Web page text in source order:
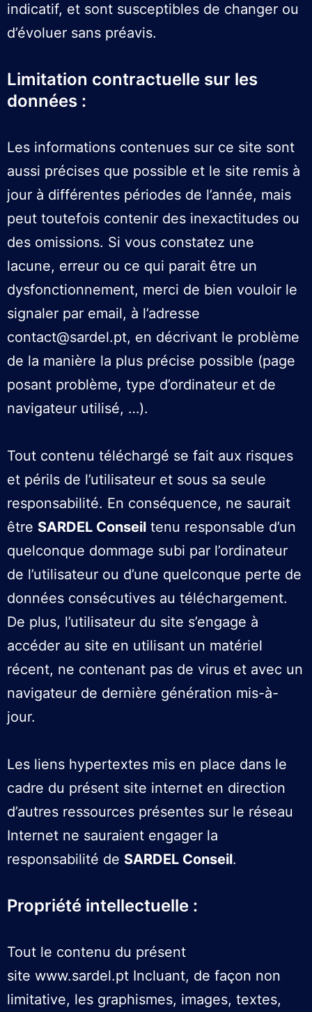
indicatif, et sont susceptibles de changer ou
d’évoluer sans préavis.
Limitation contractuelle sur les
données :
Les informations contenues sur ce site sont
aussi précises que possible et le site remis à
jour à différentes périodes de l’année, mais
peut toutefois contenir des inexactitudes ou
des omissions. Si vous constatez une
lacune, erreur ou ce qui parait être un
dysfonctionnement, merci de bien vouloir le
signaler par email, à l’adresse
contact@sardel.pt, en décrivant le problème
de la manière la plus précise possible (page
posant problème, type d’ordinateur et de
navigateur utilisé, …).
Tout contenu téléchargé se fait aux risques
et périls de l’utilisateur et sous sa seule
responsabilité. En conséquence, ne saurait
être SARDEL Conseil tenu responsable d’un
quelconque dommage subi par l’ordinateur
de l’utilisateur ou d’une quelconque perte de
données consécutives au téléchargement.
De plus, l’utilisateur du site s’engage à
accéder au site en utilisant un matériel
récent, ne contenant pas de virus et avec un
navigateur de dernière génération mis-à-
jour.
Les liens hypertextes mis en place dans le
cadre du présent site internet en direction
d’autres ressources présentes sur le réseau
Internet ne sauraient engager la
responsabilité de SARDEL Conseil.
Propriété intellectuelle :
Tout le contenu du présent
site www.sardel.pt Incluant, de façon non
limitative, les graphismes, images, textes,